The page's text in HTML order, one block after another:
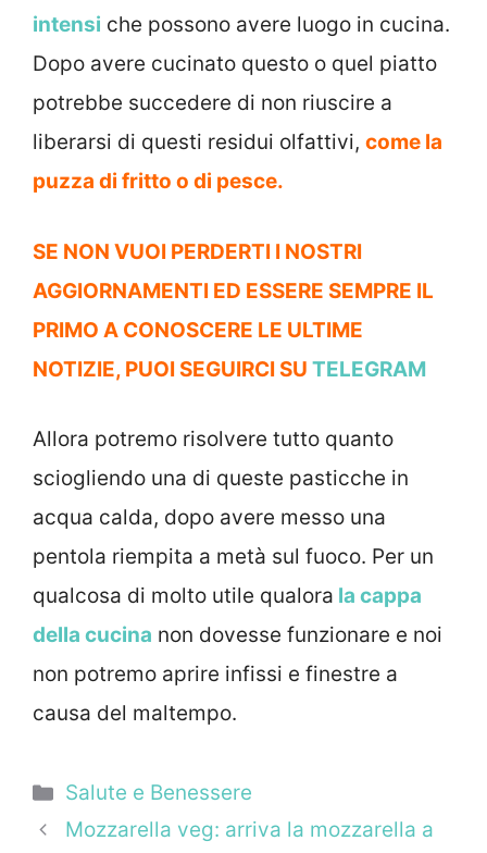
intensi che possono avere luogo in cucina.
Dopo avere cucinato questo o quel piatto
potrebbe succedere di non riuscire a
liberarsi di questi residui olfattivi, come la
puzza di fritto o di pesce.
SE NON VUOI PERDERTI I NOSTRI
AGGIORNAMENTI ED ESSERE SEMPRE IL
PRIMO A CONOSCERE LE ULTIME
NOTIZIE, PUOI SEGUIRCI SU TELEGRAM
Allora potremo risolvere tutto quanto
sciogliendo una di queste pasticche in
acqua calda, dopo avere messo una
pentola riempita a metà sul fuoco. Per un
qualcosa di molto utile qualora la cappa
della cucina non dovesse funzionare e noi
non potremo aprire infissi e finestre a
causa del maltempo.
Categorie
Salute e Benessere
Mozzarella veg: arriva la mozzarella a